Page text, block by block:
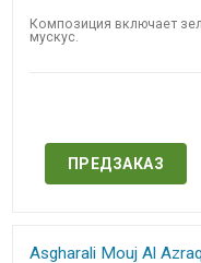
Композиция включает
мускус.
ПРЕДЗАКАЗ
Asgharali Mouj Al Azraq